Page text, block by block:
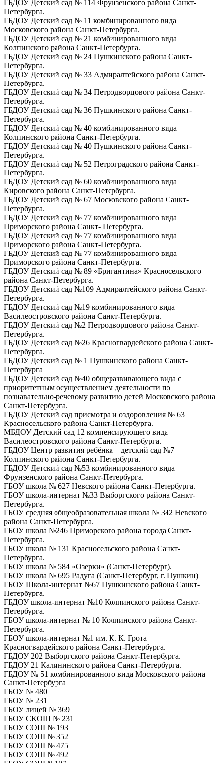
ГБДОУ Детский сад № 114 Фрунзенского района Санкт-
Петербурга.
ГБДОУ Детский сад № 11 комбинированного вида
Московского района Санкт-Петербурга.
ГБДОУ Детский сад № 21 комбинированного вида
Колпинского района Санкт-Петербурга.
ГБДОУ Детский сад № 24 Пушкинского района Санкт-
Петербурга.
ГБДОУ Детский сад № 33 Адмиралтейского района Санкт-
Петербурга.
ГБДОУ Детский сад № 34 Петродворцового района Санкт-
Петербурга.
ГБДОУ Детский сад № 36 Пушкинского района Санкт-
Петербурга.
ГБДОУ Детский сад № 40 комбинированного вида
Колпинского района Санкт-Петербурга.
ГБДОУ Детский сад № 40 Пушкинского района Санкт-
Петербурга.
ГБДОУ Детский сад № 52 Петроградского района Санкт-
Петербурга.
ГБДОУ Детский сад № 60 комбинированного вида
Кировского района Санкт-Петербурга.
ГБДОУ Детский сад № 67 Московского района Санкт-
Петербурга.
ГБДОУ Детский сад № 77 комбинированного вида
Приморского района Санкт- Петербурга.
ГБДОУ Детский сад № 77 комбинированного вида
Приморского района Санкт-Петербурга.
ГБДОУ Детский сад № 77 комбинированного вида
Приморского района Санкт-Петербурга.
ГБДОУ Детский сад № 89 «Бригантина» Красносельского
района Санкт-Петербурга.
ГБДОУ Детский сад №109 Адмиралтейского района Санкт-
Петербурга.
ГБДОУ Детский сад №19 комбинированного вида
Василеостровского района Санкт-Петербурга.
ГБДОУ Детский сад №2 Петродворцового района Санкт-
Петербурга.
ГБДОУ Детский сад №26 Красногвардейского района Санкт-
Петербурга.
ГБДОУ Детский сад № 1 Пушкинского района Санкт-
Петербурга
ГБДОУ Детский сад №40 общеразвивающего вида с
приоритетным осуществлением деятельности по
познавательно-речевому развитию детей Московского района
Санкт-Петербурга.
ГБДОУ Детский сад присмотра и оздоровления № 63
Красносельского района Санкт-Петербурга.
МБДОУ Детский сад 12 компенсирующего вида
Василеостровского района Санкт-Петербурга.
ГБДОУ Центр развития ребёнка – детский сад №7
Колпинского района Санкт-Петербурга.
ГБДОУ Детский сад №53 комбинированного вида
Фрунзенского района Санкт-Петербурга.
ГБОУ школа № 627 Невского района Санкт-Петербурга.
ГБОУ школа-интернат №33 Выборгского района Санкт-
Петербурга.
ГБОУ средняя общеобразовательная школа № 342 Невского
района Санкт-Петербурга.
ГБОУ школа №246 Приморского района города Санкт-
Петербурга.
ГБОУ школа № 131 Красносельского района Санкт-
Петербурга.
ГБОУ школа № 584 «Озерки» (Санкт-Петербург).
ГБОУ школа № 695 Радуга (Санкт-Петербург, г. Пушкин)
ГБОУ Школа-интернат №67 Пушкинского района Санкт-
Петербурга.
ГБДОУ школа-интернат №10 Колпинского района Санкт-
Петербурга.
ГБОУ школа-интернат № 10 Колпинского района Санкт-
Петербурга.
ГБОУ школа-интернат №1 им. К. К. Грота
Красногвардейского района Санкт-Петербурга.
ГБДОУ 202 Выборгского района Санкт-Петербурга.
ГБДОУ 21 Калининского района Санкт-Петербурга.
ГБДОУ № 51 комбинированного вида Московского района
Санкт-Петербурга
ГБОУ № 480
ГБОУ № 231
ГБОУ лицей № 369
ГБОУ СКОШ № 231
ГБОУ СОШ № 193
ГБОУ СОШ № 352
ГБОУ СОШ № 475
ГБОУ СОШ № 492